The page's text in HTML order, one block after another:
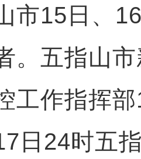
15日、16
。五指山
工作指挥
日24时五